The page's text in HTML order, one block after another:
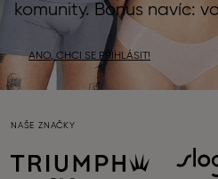
komunity. Bonus navíc:
ANO, CHCI SE PŘIHLÁSIT!
NAŠE ZNAČKY